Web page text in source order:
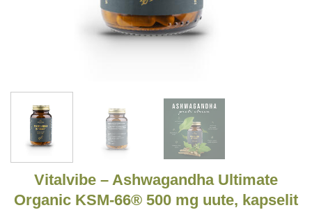
Vitalvibe – Ashwagandha Ultimate
Organic KSM-66® 500 mg uute, kapselit